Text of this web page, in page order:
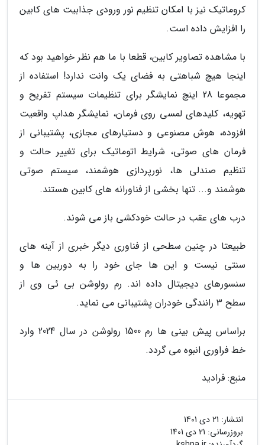
کروماتیک نیز با امکان تنظیم نور ورودی جذابیت های کابین
را افزایش داده است.
با مشاهده تصاویر کابین، قطعا با ما هم نظر خواهید بود که
اینجا هیچ شباهتی به فضای یک وانت ندارد! استفاده از
مجموعا 28 اینچ نمایشگر برای تنظیمات سیستم تفریح و
تهویه، کلیدهای لمسی روی فرمان، نمایشگر هداپ واقعیت
افزوده، هوش مصنوعی و دستیارهای مجازی، پشتیبانی از
فرمان های صوتی، شرایط اتوماتیک برای تغییر حالت و
تنظیم صندلی ها، نورپردازی هوشمند، سیستم صوتی
هوشمند و... تنها بخشی از فناورانه های کابین هستند.
درب های عقب در حالت خودکشی باز می شوند.
طبیعتا در چنین سطحی از فناوری دیگر خبری از آینه های
سنتی نیست و این ها جای خود را به دوربین ها و
سنسورهای دیجیتال داده اند. رم رولوشن بی ئی وی از
سطح 3 رانندگی خودران پشتیبانی می نماید.
براساس پیش بینی ها رم 1500 رولوشن در سال 2024 وارد
خط فراوری انبوه می گردد.
منبع: فرادید
انتشار: 21 دی 1401
بروزرسانی: 21 دی 1401